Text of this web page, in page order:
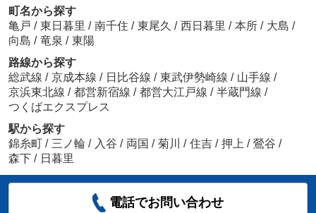
町名から探す
亀戸 / 東日暮里 / 南千住 / 東尾久 / 西日暮里 / 本所 / 大島 /
向島 / 竜泉 / 東陽
路線から探す
総武線 / 京成本線 / 日比谷線 / 東武伊勢崎線 / 山手線 /
京浜東北線 / 都営新宿線 / 都営大江戸線 / 半蔵門線 /
つくばエクスプレス
駅から探す
錦糸町 / 三ノ輪 / 入谷 / 両国 / 菊川 / 住吉 / 押上 / 鶯谷 /
森下 / 日暮里
電話でお問い合わせ